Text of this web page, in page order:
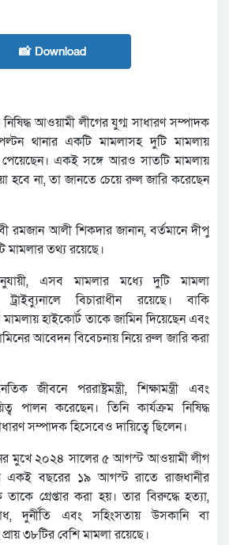
📸 Download
নিষিদ্ধ আওয়ামী লীগের যুগ্ম সাধারণ সম্পাদক
থানার একটি মামলাসহ দুটি মামলায়
পেয়েছেন। একই সঙ্গে আরও সাতটি মামলায়
হবে না, তা জানতে চেয়ে রুল জারি করেছেন
রমজান আলী শিকদার জানান, বর্তমানে দীপু
মামলার তথ্য রয়েছে।
এসব মামলার মধ্যে দুটি মামলা
বিচারাধীন রয়েছে। বাকি
হাইকোর্ট তাকে জামিন দিয়েছেন এবং
আবেদন বিবেচনায় নিয়ে রুল জারি করা
জীবনে পররাষ্ট্রমন্ত্রী, শিক্ষামন্ত্রী এবং
পালন করেছেন। তিনি কার্যক্রম নিষিদ্ধ
সম্পাদক হিসেবেও দায়িত্বে ছিলেন।
মুখে ২০২৪ সালের ৫ আগস্ট আওয়ামী লীগ
একই বছরের ১৯ আগস্ট রাতে রাজধানীর
তাকে গ্রেপ্তার করা হয়। তার বিরুদ্ধে হত্যা,
দুর্নীতি এবং সহিংসতায় উসকানি বা
৩৮টির বেশি মামলা রয়েছে।